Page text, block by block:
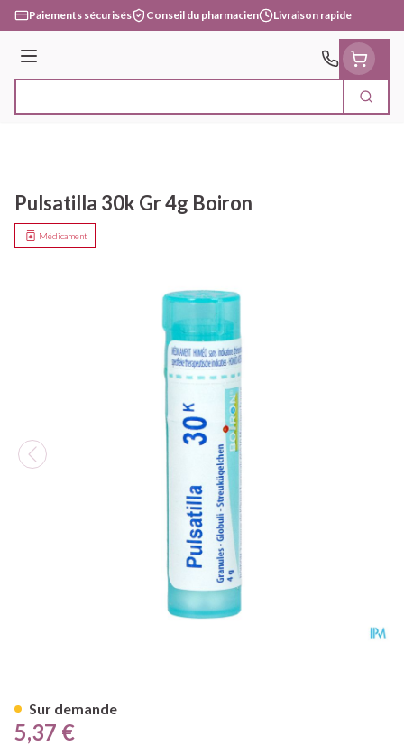
Aller au contenu
Paiements sécurisés Conseil du pharmacien Livraison rapide
Menu
Pulsatilla 30k Gr 4g Boiron
Médicament
5,37 €
Sur demande